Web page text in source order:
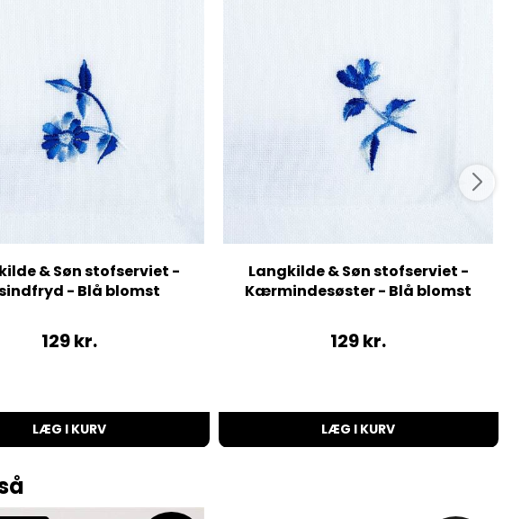
& Søn stofserviet -
- Blå blomst
129kr.
LÆG I KURV
Langkilde & Søn stofserviet -
Kærmindesøster - Blå blomst
129kr.
LÆG I KURV